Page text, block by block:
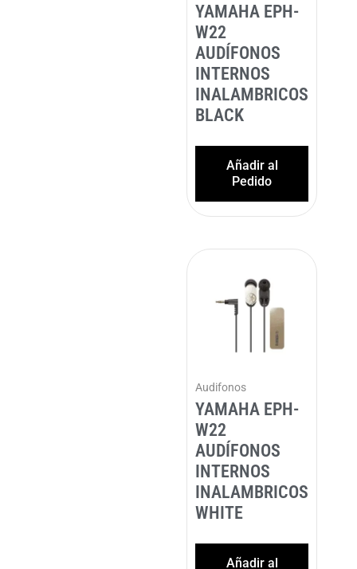
YAMAHA EPH-
W22
AUDÍFONOS
INTERNOS
INALAMBRICOS
BLACK
Añadir al
Pedido
Audifonos
YAMAHA EPH-
W22
AUDÍFONOS
INTERNOS
INALAMBRICOS
WHITE
Añadir al